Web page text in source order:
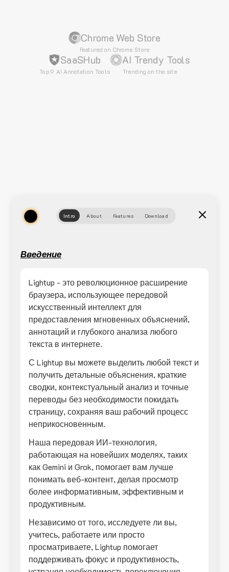
Chrome Web Store
Featured on Chrome Store
SaaSHub
Top 9 AI Annotation Tools
AI Trendy Tools
Trending on the site
Intro About Features Download
Введение
Lightup - это революционное расширение
браузера, использующее передовой
искусственный интеллект для
предоставления мгновенных объяснений,
аннотаций и глубокого анализа любого
текста в интернете.
С Lightup вы можете выделить любой текст и
получить детальные объяснения, краткие
сводки, контекстуальный анализ и точные
переводы без необходимости покидать
страницу, сохраняя ваш рабочий процесс
неприкосновенным.
Наша передовая ИИ-технология,
работающая на новейших моделях, таких
как Gemini и Grok, помогает вам лучше
понимать веб-контент, делая просмотр
более информативным, эффективным и
продуктивным.
Независимо от того, исследуете ли вы,
учитесь, работаете или просто
просматриваете, Lightup помогает
поддерживать фокус и продуктивность,